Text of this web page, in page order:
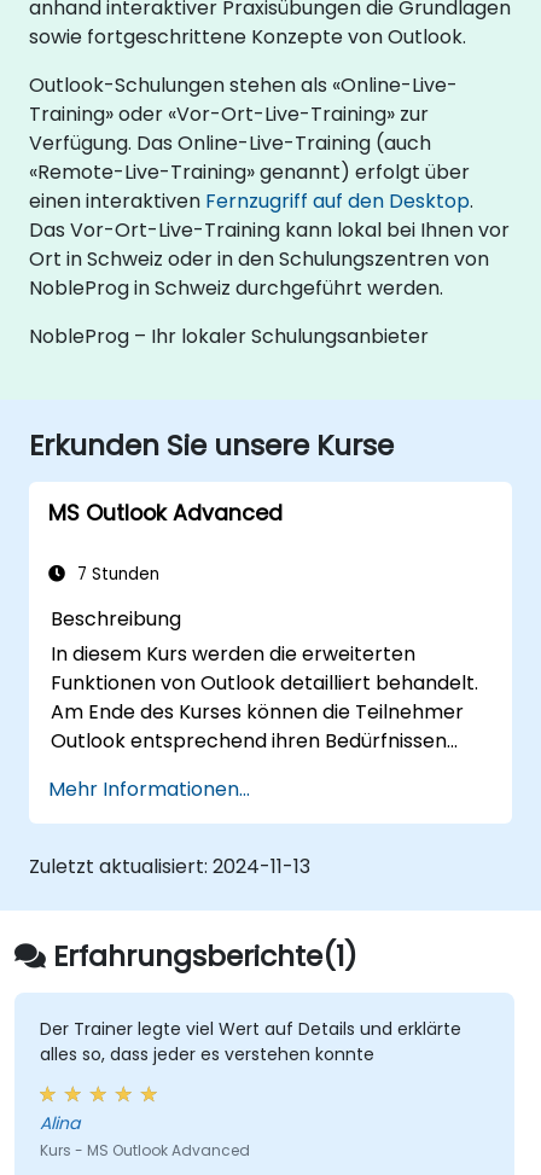
anhand interaktiver Praxisübungen die Grundlagen
sowie fortgeschrittene Konzepte von Outlook.
Outlook-Schulungen stehen als «Online-Live-
Training» oder «Vor-Ort-Live-Training» zur
Verfügung. Das Online-Live-Training (auch
«Remote-Live-Training» genannt) erfolgt über
einen interaktiven Fernzugriff auf den Desktop.
Das Vor-Ort-Live-Training kann lokal bei Ihnen vor
Ort in Schweiz oder in den Schulungszentren von
NobleProg in Schweiz durchgeführt werden.
NobleProg – Ihr lokaler Schulungsanbieter
Erkunden Sie unsere Kurse
MS Outlook Advanced
7 Stunden
Beschreibung
In diesem Kurs werden die erweiterten
Funktionen von Outlook detailliert behandelt.
Am Ende des Kurses können die Teilnehmer
Outlook entsprechend ihren Bedürfnissen
Mail-Signaturen hinzufügen, Nachrichten
verfolgen, das Journal nutzen und
Berechtigungen für andere Benutzer
Mehr Informationen...
Zuletzt aktualisiert: 2024-11-13
Erfahrungsberichte(1)
Der Trainer legte viel Wert auf Details und erklärte
alles so, dass jeder es verstehen konnte
Alina
Kurs - MS Outlook Advanced